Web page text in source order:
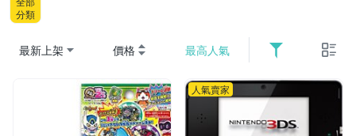
分類
最新上架 價格 最高人氣
人氣賣家